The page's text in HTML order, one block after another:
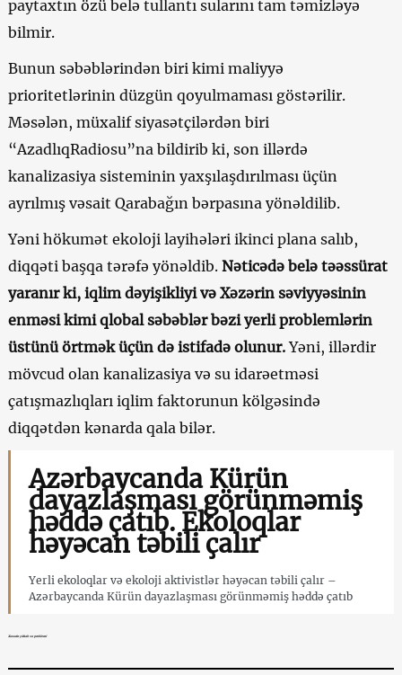
paytaxtın özü belə tullantı sularını tam təmizləyə
bilmir.
Bunun səbəblərindən biri kimi maliyyə
prioritetlərinin düzgün qoyulmaması göstərilir.
Məsələn, müxalif siyasətçilərdən biri
“AzadlıqRadiosu”na bildirib ki, son illərdə
kanalizasiya sisteminin yaxşılaşdırılması üçün
ayrılmış vəsait Qarabağın bərpasına yönəldilib.
Yəni hökumət ekoloji layihələri ikinci plana salıb,
diqqəti başqa tərəfə yönəldib. Nəticədə belə təəssürat
yaranır ki, iqlim dəyişikliyi və Xəzərin səviyyəsinin
enməsi kimi qlobal səbəblər bəzi yerli problemlərin
üstünü örtmək üçün də istifadə olunur.Yəni, illərdir
mövcud olan kanalizasiya və su idarəetməsi
çatışmazlıqları iqlim faktorunun kölgəsində
diqqətdən kənarda qala bilər.
Azərbaycanda Kürün
dayazlaşması görünməmiş
həddə çatıb. Ekoloqlar
həyəcan təbili çalır
Yerli ekoloqlar və ekoloji aktivistlər həyəcan təbili çalır –
Azərbaycanda Kürün dayazlaşması görünməmiş həddə çatıb
Xəzərin çirkab su problemi